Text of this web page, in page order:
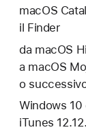
macOS
il Finder
da macOS
a macOS
o
Windows
iTunes